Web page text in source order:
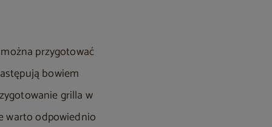
przygotować
bowiem
grilla w
warto odpowiednio